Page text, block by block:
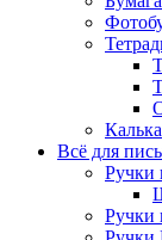
Калька
Всё для
Ручки
Ручки